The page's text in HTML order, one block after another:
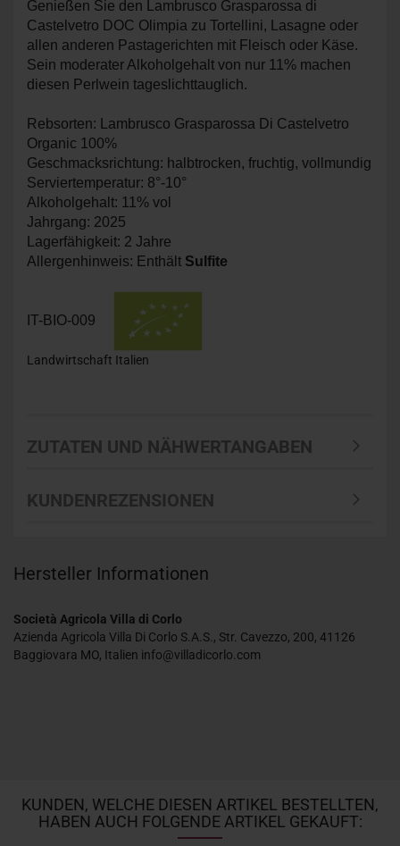
Genießen Sie den Lambrusco Grasparossa di
Castelvetro DOC Olimpia zu Tortellini, Lasagne oder
allen anderen Pastagerichten mit Fleisch oder Käse.
Sein moderater Alkoholgehalt von nur 11% machen
diesen Perlwein tageslichttauglich.
Rebsorten: Lambrusco Grasparossa Di Castelvetro
Organic 100%
Geschmacksrichtung: halbtrocken, fruchtig, vollmundig
Serviertemperatur: 8°-10°
Alkoholgehalt: 11% vol
Jahrgang: 2025
Lagerfähigkeit: 2 Jahre
Allergenhinweis: Enthält Sulfite
IT-BIO-009
Landwirtschaft Italien
ZUTATEN UND NÄHWERTANGABEN
KUNDENREZENSIONEN
Hersteller Informationen
Società Agricola Villa di Corlo
Azienda Agricola Villa Di Corlo S.A.S., Str. Cavezzo, 200, 41126
Baggiovara MO, Italien info@villadicorlo.com
KUNDEN, WELCHE DIESEN ARTIKEL BESTELLTEN,
HABEN AUCH FOLGENDE ARTIKEL GEKAUFT: